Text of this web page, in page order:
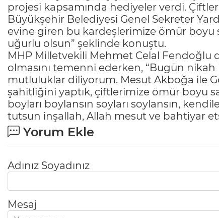
projesi kapsamında hediyeler verdi.
Büyükşehir Belediyesi Genel Sekreter
evine giren bu kardeşlerimize ömür boyu
uğurlu olsun” şeklinde konuştu.
MHP Milletvekili Mehmet Celal Fendoğlu
olmasını temenni ederken, “Bugün
mutluluklar diliyorum. Mesut Akboğa ile
şahitliğini yaptık, çiftlerimize ömür boyu
boyları boylansın soyları soylansın,
tutsun inşallah, Allah mesut ve bahtiyar
Yorum Ekle
Adınız Soyadınız
Mesaj